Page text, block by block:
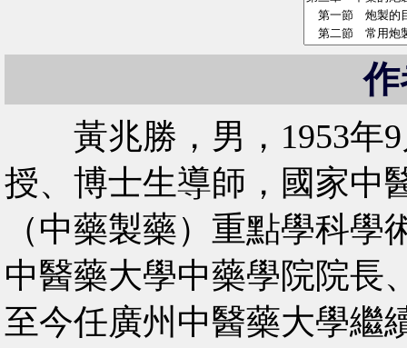
黃兆勝，男，1953年9
授、博士生導師，國家中
（中藥製藥）重點學科學
中醫藥大學中藥學院院長
至今任廣州中醫藥大學繼